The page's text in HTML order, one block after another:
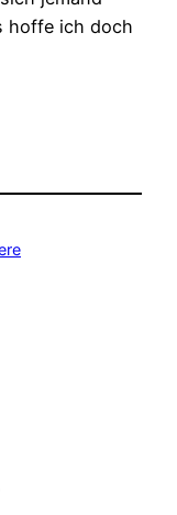
hoffe ich doch